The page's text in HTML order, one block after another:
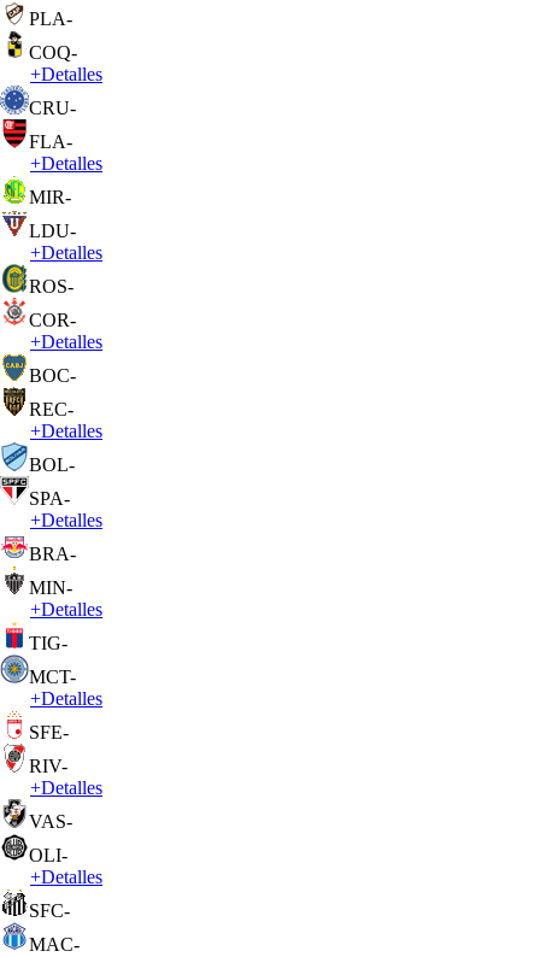
PLA-
COQ-
+Detalles
CRU-
FLA-
+Detalles
MIR-
LDU-
+Detalles
ROS-
COR-
+Detalles
BOC-
REC-
+Detalles
BOL-
SPA-
+Detalles
BRA-
MIN-
+Detalles
TIG-
MCT-
+Detalles
SFE-
RIV-
+Detalles
VAS-
OLI-
+Detalles
SFC-
MAC-